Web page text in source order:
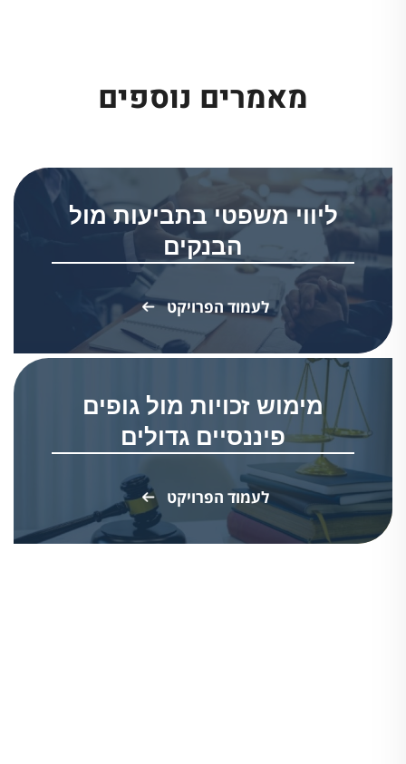
מאמרים נוספים
ליווי משפטי בתביעות מול
הבנקים
לעמוד הפרויקט
מימוש זכויות מול גופים
פיננסיים גדולים
לעמוד הפרויקט